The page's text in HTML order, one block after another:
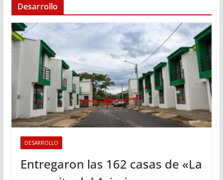
Desarrollo
DESARROLLO
Entregaron las 162 casas de «La